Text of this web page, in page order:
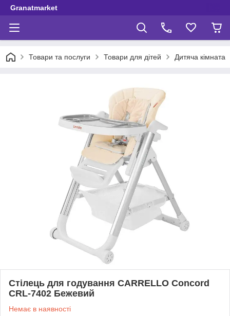
Granatmarket
Товари та послуги Товари для дітей Дитяча кімната
Стілець для годування CARRELLO Concord
CRL-7402 Бежевий
Немає в наявності